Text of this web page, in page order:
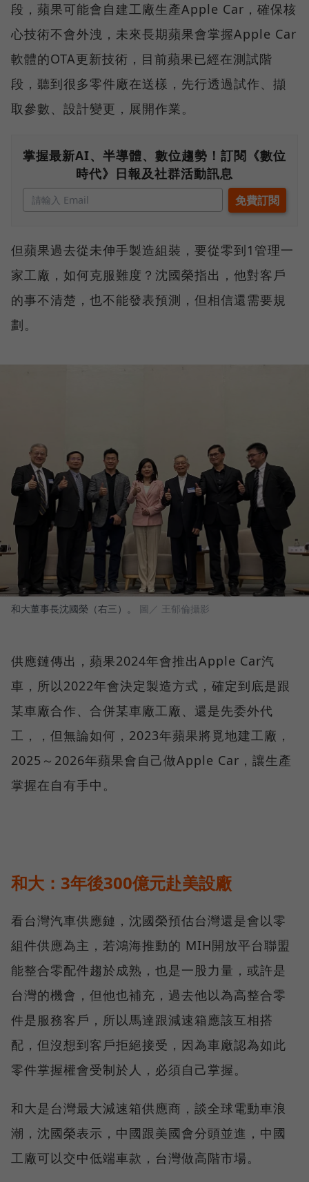
段，蘋果可能會自建工廠生產Apple Car，確保核
心技術不會外洩，未來長期蘋果會掌握Apple Car
軟體的OTA更新技術，目前蘋果已經在測試階
段，聽到很多零件廠在送樣，先行透過試作、擷
取參數、設計變更，展開作業。
掌握最新AI、半導體、數位趨勢！訂閱《數位
時代》日報及社群活動訊息
但蘋果過去從未伸手製造組裝，要從零到1管理一
家工廠，如何克服難度？沈國榮指出，他對客戶
的事不清楚，也不能發表預測，但相信還需要規
劃。
和大董事長沈國榮（右三）。 圖／ 王郁倫攝影
供應鏈傳出，蘋果2024年會推出Apple Car汽
車，所以2022年會決定製造方式，確定到底是跟
某車廠合作、合併某車廠工廠、還是先委外代
工，，但無論如何，2023年蘋果將覓地建工廠，
2025～2026年蘋果會自己做Apple Car，讓生產
掌握在自有手中。
和大：3年後300億元赴美設廠
看台灣汽車供應鏈，沈國榮預估台灣還是會以零
組件供應為主，若鴻海推動的 MIH開放平台聯盟
能整合零配件趨於成熟，也是一股力量，或許是
台灣的機會，但他也補充，過去他以為高整合零
件是服務客戶，所以馬達跟減速箱應該互相搭
配，但沒想到客戶拒絕接受，因為車廠認為如此
零件掌握權會受制於人，必須自己掌握。
和大是台灣最大減速箱供應商，談全球電動車浪
潮，沈國榮表示，中國跟美國會分頭並進，中國
工廠可以交中低端車款，台灣做高階市場。